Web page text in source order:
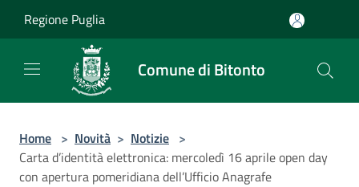
Regione Puglia
Comune di Bitonto
Home > Novità > Notizie >
Carta d’identità elettronica: mercoledì 16 aprile open day
con apertura pomeridiana dell’Ufficio Anagrafe